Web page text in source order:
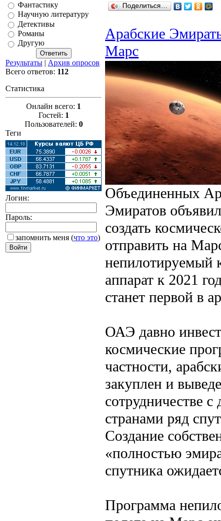
Фантастику
Научную литературу
Детективы
Романы
Другую
Результаты | Архив опросов
Всего ответов: 112
Статистика
Онлайн всего: 1
Гостей: 1
Пользователей: 0
Теги
Логин:
Пароль:
запомнить меня (что это)
Поделиться…
Арабские
Марс
Объединенных
Эмиратов
создать
отправить на
непилотируемый
аппарат к 2021
станет первой в
ОАЭ давно
космические
частности,
закуплен и
сотрудничестве с
странами ряд
Создание
«полностью
спутника
Программа